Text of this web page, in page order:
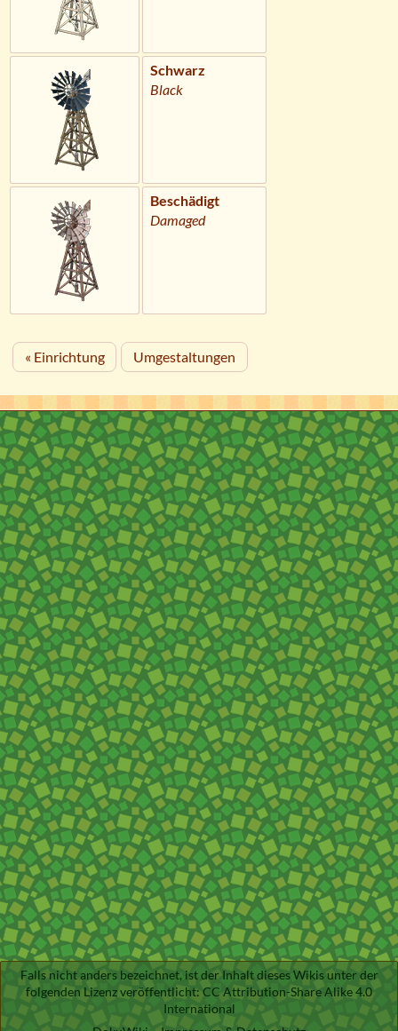
Schwarz
Black
Beschädigt
Damaged
« Einrichtung Umgestaltungen
Falls nicht anders bezeichnet, ist der Inhalt dieses Wikis unter der
folgenden Lizenz veröffentlicht: CC Attribution-Share Alike 4.0
International